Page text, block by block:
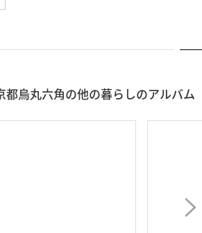
都烏丸六角の他の暮らしのアルバム